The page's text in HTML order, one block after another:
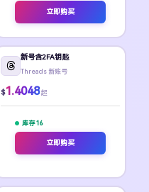
立即购买
新号含2FA钥匙
Threads 新账号
$1.4048 起
库存 16
立即购买